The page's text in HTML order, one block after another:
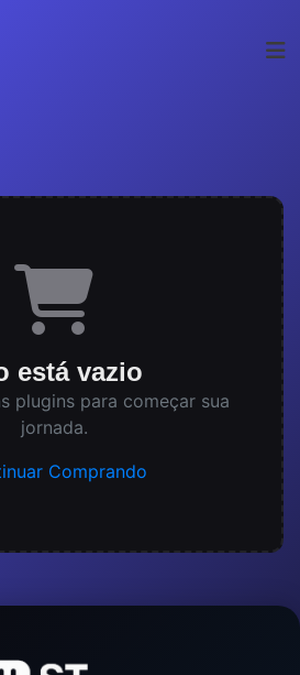
está vazio
plugins para começar sua
jornada.
Comprando